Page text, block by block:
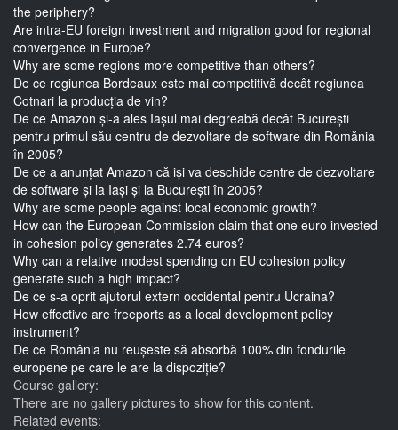
the periphery?
Are intra-EU foreign investment and migration good for regional
convergence in Europe?
Why are some regions more competitive than others?
De ce regiunea Bordeaux este mai competitivă decât regiunea
Cotnari la producția de vin?
De ce Amazon și-a ales Iașul mai degreabă decât București
pentru primul său centru de dezvoltare de software din Romănia
în 2005?
De ce a anunțat Amazon că iși va deschide centre de dezvoltare
de software și la Iași și la București în 2005?
Why are some people against local economic growth?
How can the European Commission claim that one euro invested
in cohesion policy generates 2.74 euros?
Why can a relative modest spending on EU cohesion policy
generate such a high impact?
De ce s-a oprit ajutorul extern occidental pentru Ucraina?
How effective are freeports as a local development policy
instrument?
De ce România nu reușeste să absorbă 100% din fondurile
europene pe care le are la dispoziție?
Course gallery:
There are no gallery pictures to show for this content.
Related events: